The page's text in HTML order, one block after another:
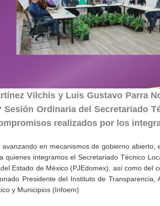
Vilchis y Luis Gustavo Parra
Sesión Ordinaria del Secretariado
realizados por los
avanzando en mecanismos de gobierno
quienes integramos el Secretariado Técnico
Estado de México (PJEdomex), así como
Presidente del Instituto de
y Municipios (Infoem).